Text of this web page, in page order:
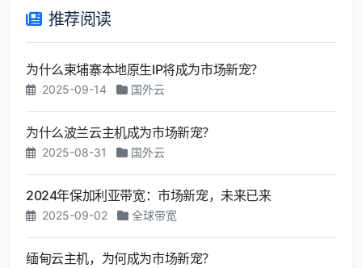
推荐阅读
为什么柬埔寨本地原生IP将成为市场新宠？
2025-09-14 国外云
为什么波兰云主机成为市场新宠？
2025-08-31 国外云
2024年保加利亚带宽：市场新宠，未来已来
2025-09-02 全球带宽
缅甸云主机，为何成为市场新宠？